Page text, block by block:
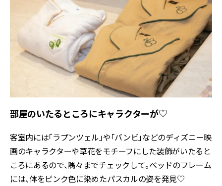
部屋のいたるところにキャラクターが♡
客室内には「ラプンツェル」や「バンビ」などのディズニー映
画のキャラクターや草花をモチーフにした装飾がいたると
ころにあるので、隅々までチェックして。ベッドのフレーム
には、体をピンク色に染めたパスカルの姿を発見♡